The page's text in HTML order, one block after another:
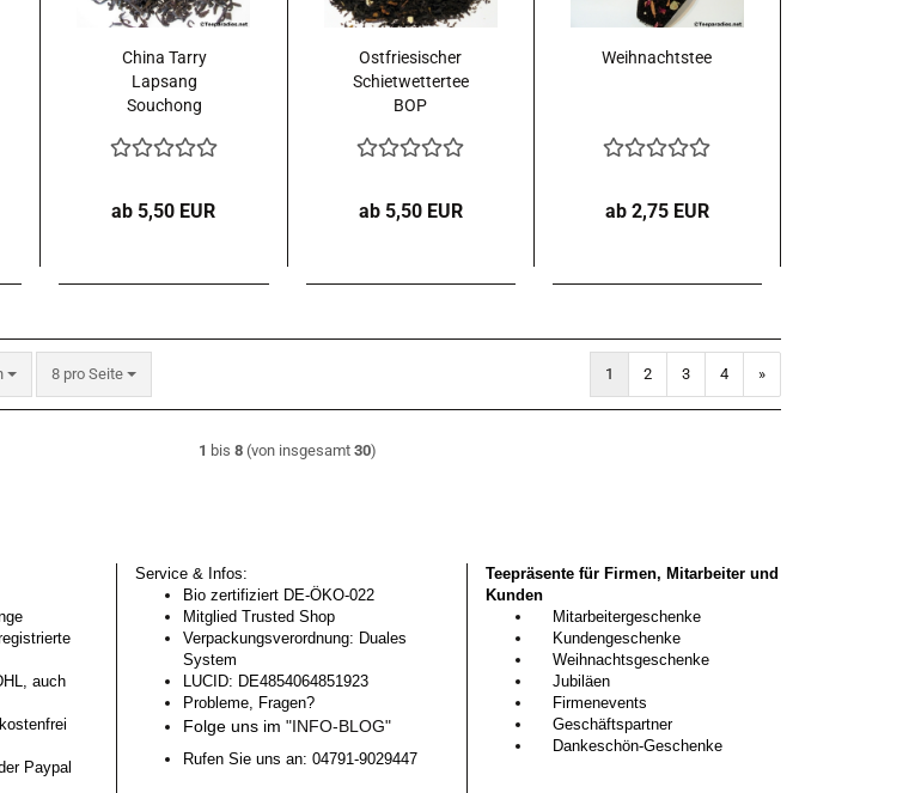
China Tarry
Lapsang
Souchong
Rauchgeschmack)
ab 5,50 EUR
Ostfriesischer
Schietwettertee
BOP
ab 5,50 EUR
Weihnachtstee
ab 2,75 EUR
8 pro Seite
pro Seite 1 2 3 4 »
1 bis 8 (von insgesamt 30)
auch
Paypal
Service & Infos:
Bio zertifiziert DE-ÖKO-022
Mitglied Trusted Shop
Verpackungsverordnung: Duales
System
LUCID: DE4854064851923
Probleme, Fragen?
Folge uns im "INFO-BLOG"
Rufen Sie uns an: 04791-9029447
Teepräsente für Firmen, Mitarbeiter und
Kunden
Mitarbeitergeschenke
Kundengeschenke
Weihnachtsgeschenke
Jubiläen
Firmenevents
Geschäftspartner
Dankeschön-Geschenke